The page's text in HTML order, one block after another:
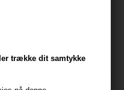
trække dit samtykke